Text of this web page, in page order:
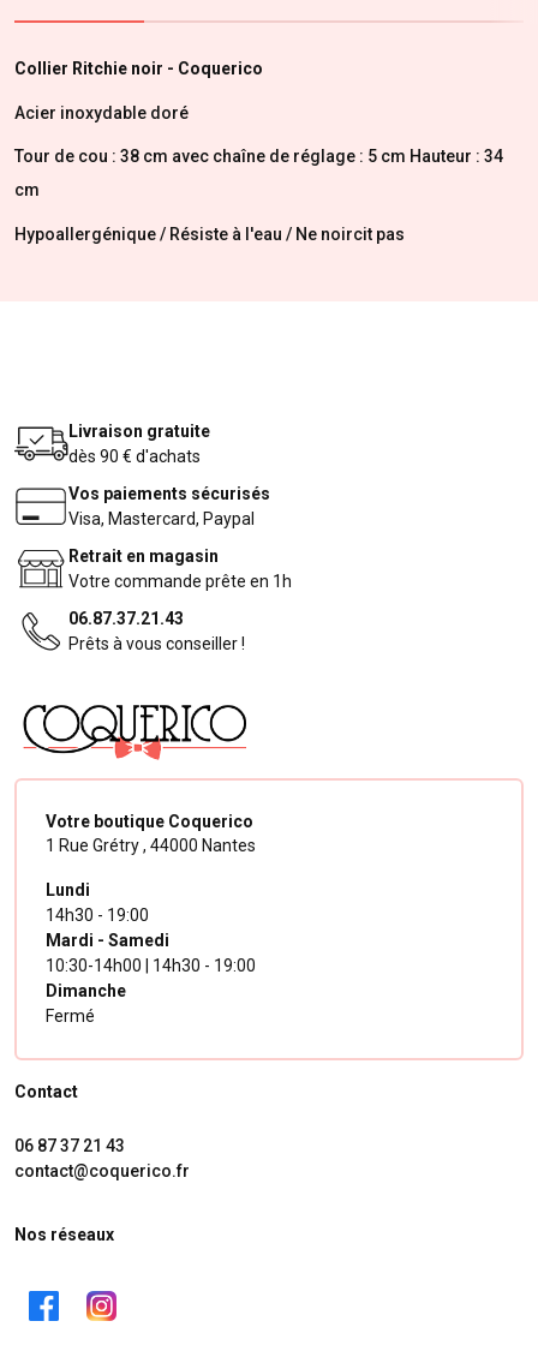
Collier Ritchie noir - Coquerico
Acier inoxydable doré
Tour de cou : 38 cm avec chaîne de réglage : 5 cm Hauteur : 34
cm
Hypoallergénique / Résiste à l'eau / Ne noircit pas
Livraison gratuite
dès 90 € d'achats
Vos paiements sécurisés
Visa, Mastercard, Paypal
Retrait en magasin
Votre commande prête en 1h
06.87.37.21.43
Prêts à vous conseiller !
Votre boutique Coquerico
1 Rue Grétry , 44000 Nantes
Lundi
14h30 - 19:00
Mardi - Samedi
10:30-14h00 | 14h30 - 19:00
Dimanche
Fermé
Contact
06 87 37 21 43
contact@coquerico.fr
Nos réseaux